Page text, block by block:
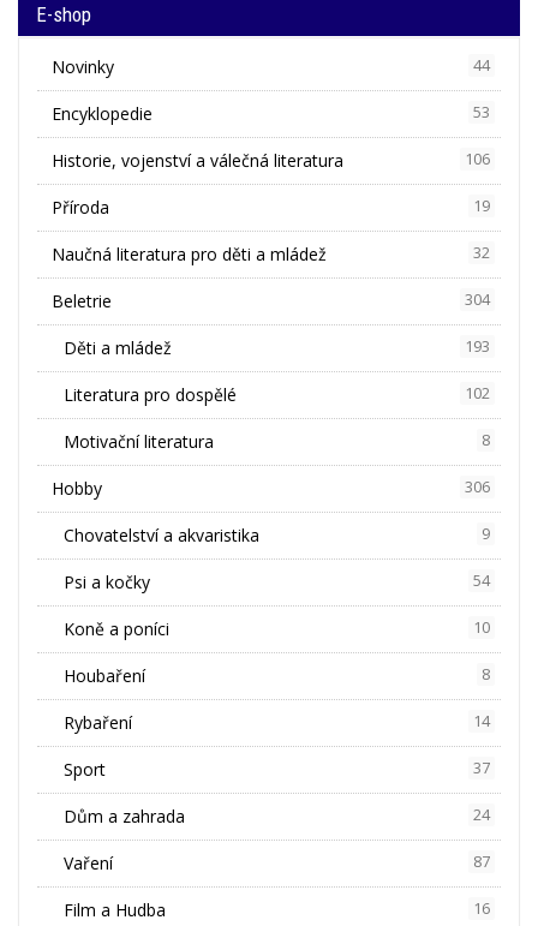
E-shop
Novinky 44
Encyklopedie 53
Historie, vojenství a válečná literatura 106
Příroda 19
Naučná literatura pro děti a mládež 32
Beletrie 304
Děti a mládež 193
Literatura pro dospělé 102
Motivační literatura 8
Hobby 306
Chovatelství a akvaristika 9
Psi a kočky 54
Koně a poníci 10
Houbaření 8
Rybaření 14
Sport 37
Dům a zahrada 24
Vaření 87
Film a Hudba 16